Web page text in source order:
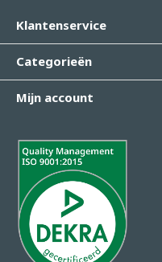
Klantenservice
Categorieën
Mijn account